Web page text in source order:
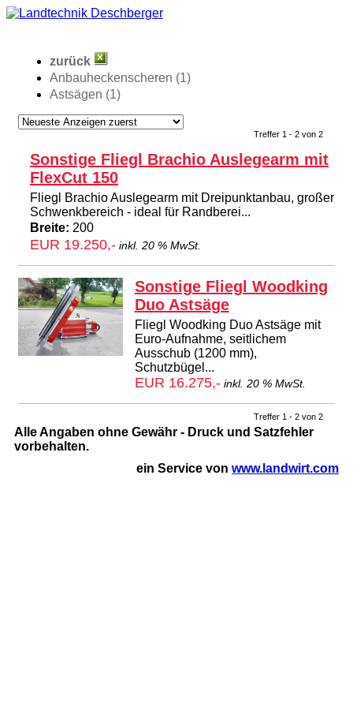
zurück
Anbauheckenscheren (1)
Astsägen (1)
Treffer 1 - 2 von 2
Sonstige Fliegl Brachio Auslegearm mit
FlexCut 150
Fliegl Brachio Auslegearm mit Dreipunktanbau, großer
Schwenkbereich - ideal für Randberei...
Breite: 200
EUR 19.250,- inkl. 20 % MwSt.
Sonstige Fliegl Woodking
Duo Astsäge
Fliegl Woodking Duo Astsäge mit
Euro-Aufnahme, seitlichem
Ausschub (1200 mm),
Schutzbügel...
EUR 16.275,- inkl. 20 % MwSt.
Treffer 1 - 2 von 2
Alle Angaben ohne Gewähr - Druck und Satzfehler
vorbehalten.
ein Service von www.landwirt.com